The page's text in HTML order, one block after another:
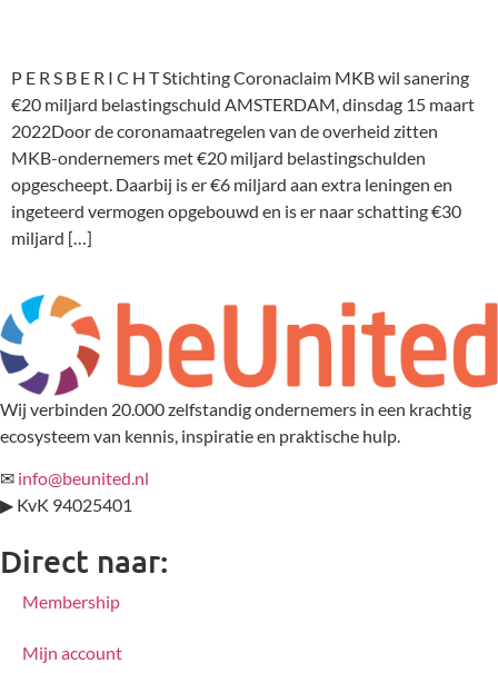
P E R S B E R I C H T Stichting Coronaclaim MKB wil sanering
€20 miljard belastingschuld AMSTERDAM, dinsdag 15 maart
2022Door de coronamaatregelen van de overheid zitten
MKB-ondernemers met €20 miljard belastingschulden
opgescheept. Daarbij is er €6 miljard aan extra leningen en
ingeteerd vermogen opgebouwd en is er naar schatting €30
miljard […]
Wij verbinden 20.000 zelfstandig ondernemers in een krachtig
ecosysteem van kennis, inspiratie en praktische hulp.
✉ info@beunited.nl
▶ KvK 94025401
Direct naar:
Membership
Mijn account